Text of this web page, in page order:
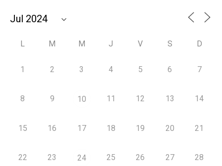
L M M J V S D
1 2 3 4 5 6 7
8 9 10 11 12 13 14
15 16 17 18 19 20 21
22 23 24 25 26 27 28